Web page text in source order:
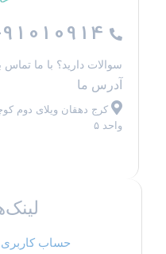
026-91010914
سوالات دارید؟ با ما تماس
آدرس ما
کرج دهقان ویلای دوم
واحد ۵
حساب کاربری